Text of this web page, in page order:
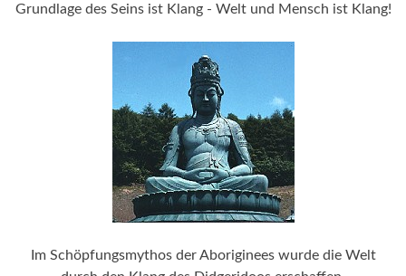
Grundlage des Seins ist Klang - Welt und Mensch ist Klang!
Im Schöpfungsmythos der Aboriginees wurde die Welt